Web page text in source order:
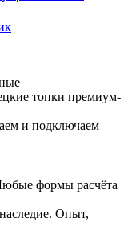
топки премиум-
и подключаем
формы расчёта
Опыт,